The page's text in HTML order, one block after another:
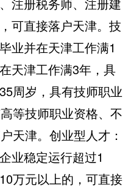
可直接落户天津。技
业并在天津工作满1
天津工作满3年，具
周岁，具有技师职业
等技师职业资格、不
天津。创业型人才：
业稳定运行超过1
万元以上的，可直接